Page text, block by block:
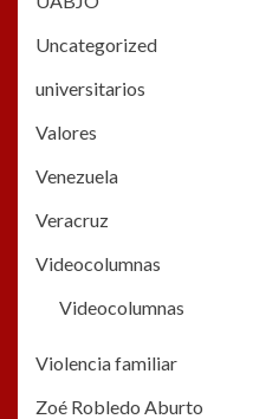
Uncategorized
universitarios
Valores
Venezuela
Veracruz
Videocolumnas
Videocolumnas
Violencia familiar
Zoé Robledo Aburto